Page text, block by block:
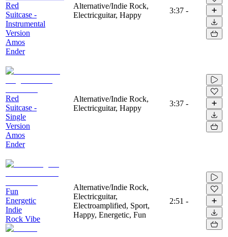
Red
Suitcase -
Instrumental
Version
Amos
Ender
Alternative/Indie Rock,
Electricguitar, Happy
3:37 -
Red
Suitcase -
Single
Version
Amos
Ender
Alternative/Indie Rock,
Electricguitar, Happy
3:37 -
Fun
Energetic
Indie
Rock Vibe
Alternative/Indie Rock,
Electricguitar,
Electroamplified, Sport,
Happy, Energetic, Fun
2:51 -